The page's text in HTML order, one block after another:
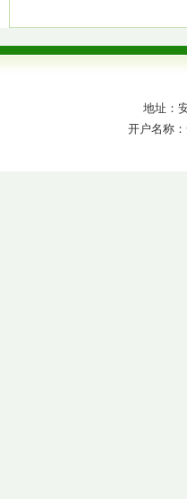
地址：
开户名称